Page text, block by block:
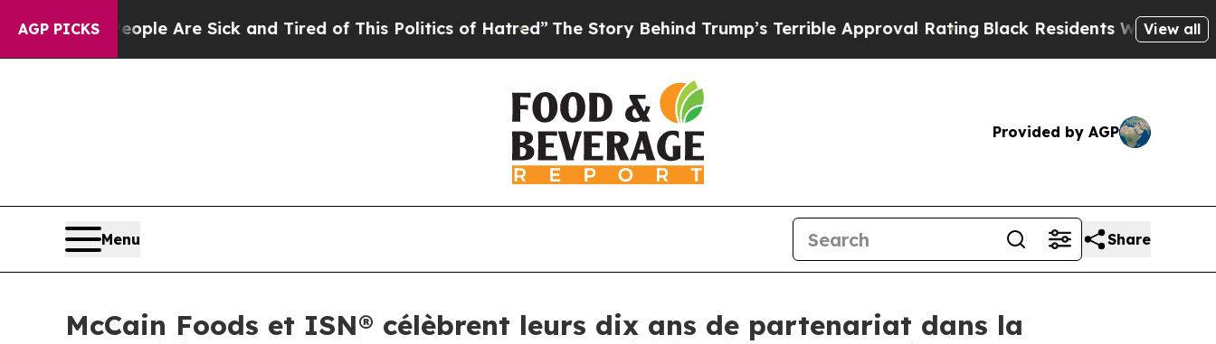
AGP PICKS
“People Are Sick and Tired of This Politics of Hatred”The Story Behind Trump’s Terrible Approval Rating Black Residents Warned ofView all
Provided by AGP
Menu Share
McCain Foods et ISN® célèbrent leurs dix ans de partenariat dans la